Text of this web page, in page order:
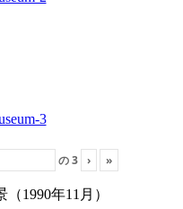
の3 › »
1990年11月）